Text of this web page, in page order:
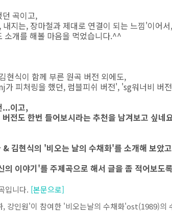
곡이고,
지는, 장마철과 제대로 연결이 되는 느낌'이어
소개를 해볼 마음을 먹었습니다.^^
현식이 함께 부른 원곡 버전 외에도,
가 피처링을 했던, 럼블피쉬 버전', 'sg워너비 버
...이고,
전도 한번 들어보시라는 추천을 남겨보고 싶네
김현식의 '비오는 날의 수채화'를 소개해 보았
의 이야기'를 주제곡으로 해서 글을 좀 적어보도
입니다. [본문으로]
, 강인원'이 참여한 '비오는날의 수채화'ost(1989)의